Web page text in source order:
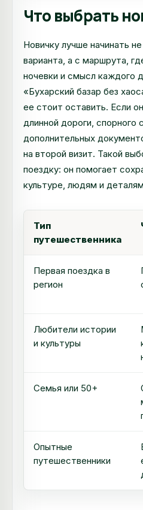
Что выбрать
Новичку лучше начинать
варианта, а с маршрута,
ночевки и смысл каждого
«Бухарский базар без
ее стоит оставить. Если
длинной дороги, спорного
дополнительных
на второй визит. Такой
поездку: он помогает
культуре, людям и
Тип
путешественника
Первая поездка в
регион
Любители истории
и культуры
Семья или 50+
Опытные
путешественники